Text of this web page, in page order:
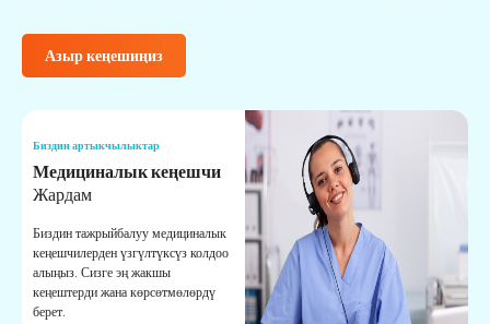
Азыр кеңешиңиз
Биздин артыкчылыктар
Медициналык кеңешчи
Жардам
Биздин тажрыйбалуу медициналык
кеңешчилерден үзгүлтүксүз колдоо
алыңыз. Сизге эң жакшы
кеңештерди жана көрсөтмөлөрдү
берет.